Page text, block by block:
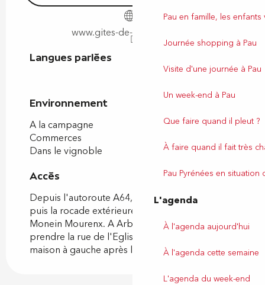
Pau en famille, les
Journée shopping à Pau
Visite d'une journée à Pau
Un week-end à Pau
Que faire quand il pleut ?
À faire quand il fait très
Pau Pyrénées en situation
L'agenda
À l'agenda aujourd'hui
À l'agenda cette semaine
L'agenda du week-end
www.gites-de-france-64.com
Langues parlées
Langues parlées
Environnement
Environnement
A la campagne
Commerces
Dans le vignoble
Accès
Accès
Depuis l'autoroute A64, prendre la sortie Pau,
puis la rocade extérieure en direction de
Monein Mourenx. A Arbus, au centre du village,
prendre la rue de l'Eglise (qui monte) et 3ème
maison à gauche après l'Eglise (n°37).